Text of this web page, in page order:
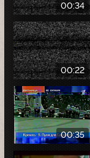
00:34
00:22
00:35